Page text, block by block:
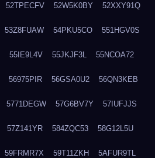
52TPECFV 52W5K0BY 52XXY91Q
53Z8FUAW 54PKU5CO 551HGV0S
55IE9L4V 55JKJF3L 55NCOA72
56975PIR 56GSA0U2 56QN3KEB
5771DEGW 57G6BV7Y 57IUFJJS
57Z141YR 584ZQC53 58G12L5U
59FRMR7X 59T11ZKH 5AFUR9TL